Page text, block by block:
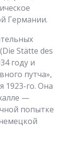
Германии.
Stätte des
году и
путча»,
1923-го. Она
—
попытке